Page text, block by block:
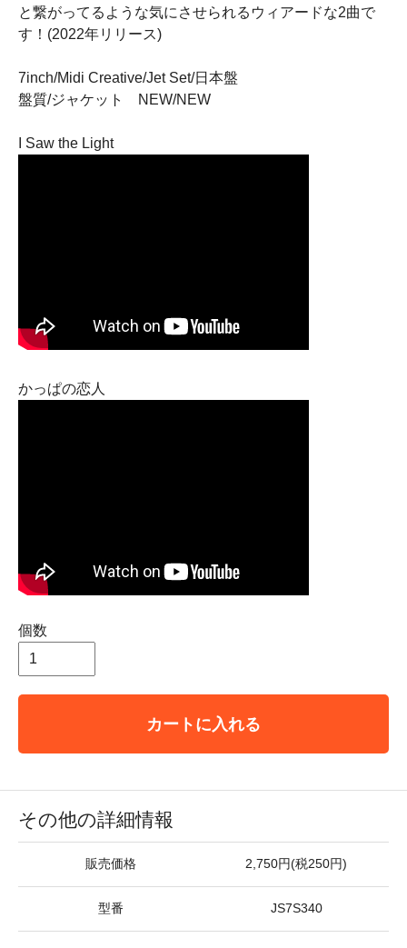
と繋がってるような気にさせられるウィアードな2曲で
す！(2022年リリース)
7inch/Midi Creative/Jet Set/日本盤
盤質/ジャケット NEW/NEW
I Saw the Light
かっぱの恋人
個数
カートに入れる
その他の詳細情報
販売価格 2,750円(税250円)
型番 JS7S340